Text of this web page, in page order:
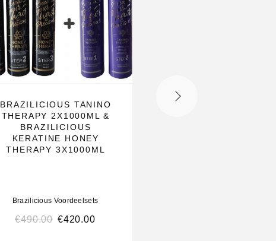
BRAZILICIOUS TANINO
THERAPY 2X1000ML &
BRAZILICIOUS
KERATINE HONEY
THERAPY 3X1000ML
Brazilicious Voordeelsets
€490.00 €420.00